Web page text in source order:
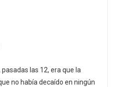
las 12, era que la
no había decaído en ningún